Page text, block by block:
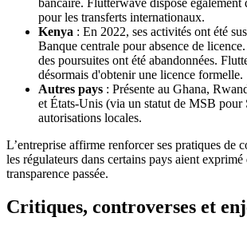
pour les transferts internationaux.
Kenya : En 2022, ses activités ont été
Banque centrale pour absence de
des poursuites ont été abandonnées.
désormais d'obtenir une licence formelle.
Autres pays : Présente au Ghana,
et États-Unis (via un statut de MSB pour
autorisations locales.
L’entreprise affirme renforcer ses pratiques de
les régulateurs dans certains pays aient exprimé
transparence passée.
Critiques, controverses et